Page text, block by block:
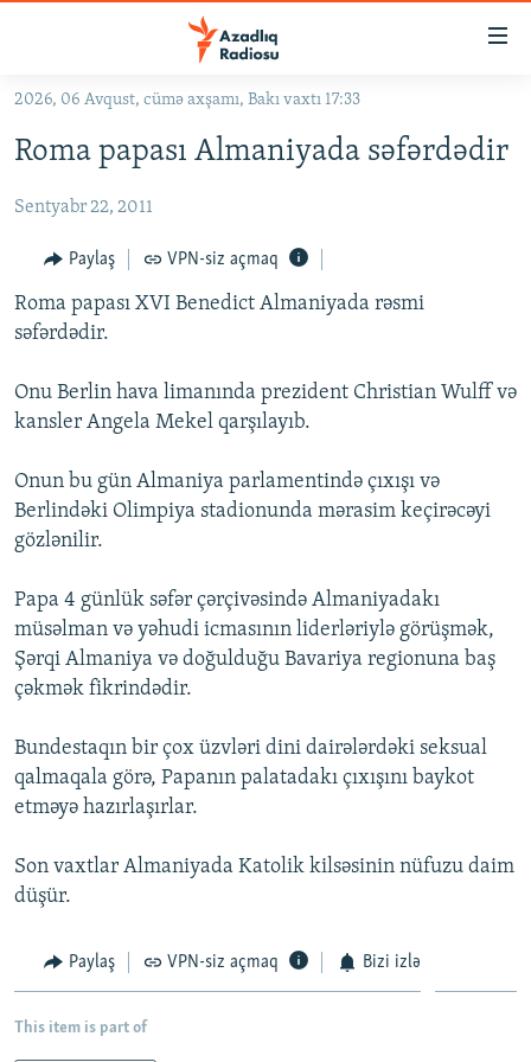
Əsas
qayıt
naviqasiyaya
Axtarışa
keç
KORRUPSIOMETR
#ƏSLINDƏ
FƏRQƏ BAX
QANUNI DOĞRU
ARAŞDIRMA
MULTIMEDIA
VIDEO
FOTOQALEREYA
KARIKATURA
RADIO ARXIV
OXU ZALI
İSLAM VƏ DEMOKRATIYA
İZ - MƏDƏNIYYƏT PROQRAMI
HAQQIMIZDA
PEŞƏ ETIKASI VƏ JURNALISTIKA STANDARTLARIMIZ
MATERIALLARIMIZDAN ISTIFADƏ
AZADLIQRADIOSU MOBIL TELEFONUNUZDA
XƏBƏR BÜLLETENLƏRIMIZ
RFE/RL-in bütün saytları
2026, 06 Avqust, cümə axşamı, Bakı vaxtı 17:33
Roma papası Almaniyada səfərdədir
Sentyabr 22, 2011
Paylaş VPN-siz açmaq
Roma papası XVI Benedict Almaniyada rəsmi
səfərdədir.
Onu Berlin hava limanında prezident Christian Wulff və
kansler Angela Mekel qarşılayıb.
Onun bu gün Almaniya parlamentində çıxışı və
Berlindəki Olimpiya stadionunda mərasim keçirəcəyi
gözlənilir.
Papa 4 günlük səfər çərçivəsində Almaniyadakı
müsəlman və yəhudi icmasının liderləriylə görüşmək,
Şərqi Almaniya və doğulduğu Bavariya regionuna baş
çəkmək fikrindədir.
Bundestaqın bir çox üzvləri dini dairələrdəki seksual
qalmaqala görə, Papanın palatadakı çıxışını baykot
etməyə hazırlaşırlar.
Son vaxtlar Almaniyada Katolik kilsəsinin nüfuzu daim
düşür.
Paylaş VPN-siz açmaq Bizi izlə
This item is part of